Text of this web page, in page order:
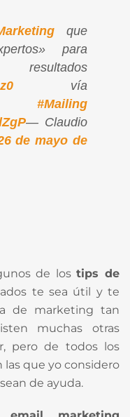
que
para
vía
#Mailing
— Claudio
de mayo de
de lostips de
te sea útil y te
de marketing tan
muchas otras
pero de todos los
las que yo considero
de ayuda.